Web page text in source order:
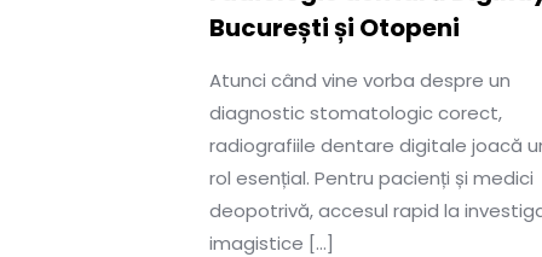
București și Otopeni
Atunci când vine vorba despre un
diagnostic stomatologic corect,
radiografiile dentare digitale joacă
rol esențial. Pentru pacienți și medici
deopotrivă, accesul rapid la
imagistice […]